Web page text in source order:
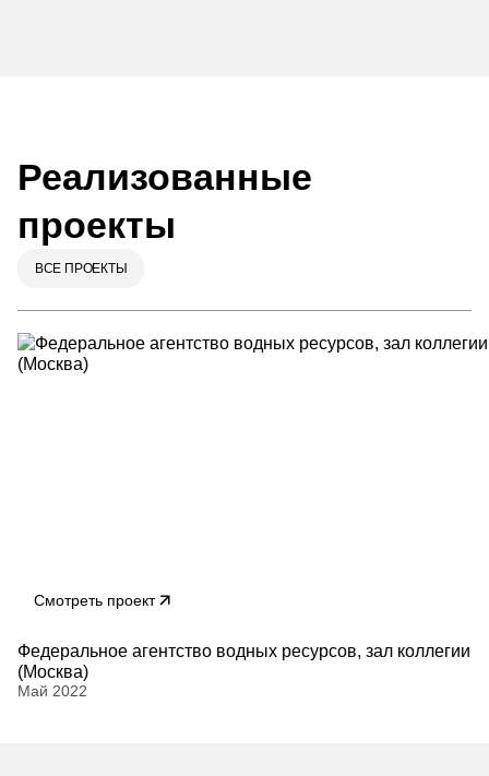
Реализованные
проекты
ВСЕ ПРОЕКТЫ
Смотреть проект
Федеральное агентство водных ресурсов, зал коллегии
(Москва)
Май 2022